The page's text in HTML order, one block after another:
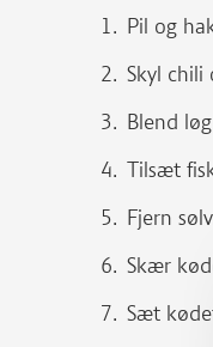
Pil og
Skyl chili
Blend
Tilsæt
Fjern
Skær
Sæt